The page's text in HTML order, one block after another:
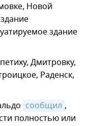
Новой
здание
Дмитровку,
Раденск,
сообщил ,
полностью или